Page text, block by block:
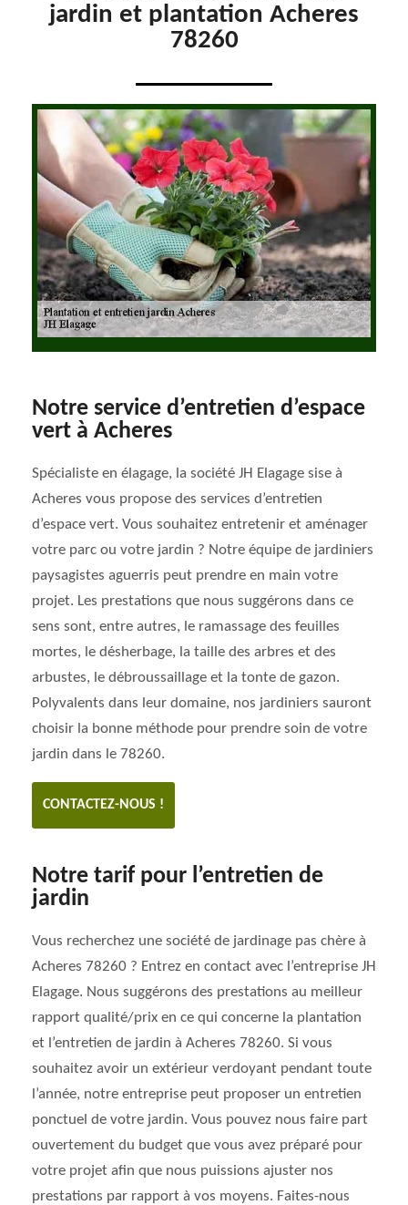
jardin et plantation Acheres
78260
Notre service d’entretien d’espace
vert à Acheres
Spécialiste en élagage, la société JH Elagage sise à
Acheres vous propose des services d’entretien
d’espace vert. Vous souhaitez entretenir et aménager
votre parc ou votre jardin ? Notre équipe de jardiniers
paysagistes aguerris peut prendre en main votre
projet. Les prestations que nous suggérons dans ce
sens sont, entre autres, le ramassage des feuilles
mortes, le désherbage, la taille des arbres et des
arbustes, le débroussaillage et la tonte de gazon.
Polyvalents dans leur domaine, nos jardiniers sauront
choisir la bonne méthode pour prendre soin de votre
jardin dans le 78260.
CONTACTEZ-NOUS !
Notre tarif pour l’entretien de
jardin
Vous recherchez une société de jardinage pas chère à
Acheres 78260 ? Entrez en contact avec l’entreprise JH
Elagage. Nous suggérons des prestations au meilleur
rapport qualité/prix en ce qui concerne la plantation
et l’entretien de jardin à Acheres 78260. Si vous
souhaitez avoir un extérieur verdoyant pendant toute
l’année, notre entreprise peut proposer un entretien
ponctuel de votre jardin. Vous pouvez nous faire part
ouvertement du budget que vous avez préparé pour
votre projet afin que nous puissions ajuster nos
prestations par rapport à vos moyens. Faites-nous